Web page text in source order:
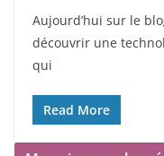
Aujourd’hui sur le
découvrir une
qui
Read More